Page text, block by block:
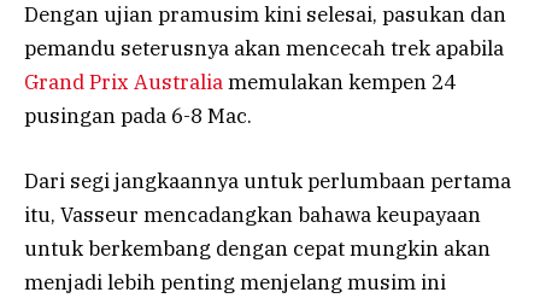
Dengan ujian pramusim kini selesai, pasukan dan
pemandu seterusnya akan mencecah trek apabila
Grand Prix Australiamemulakan kempen 24
pusingan pada 6-8 Mac.
Dari segi jangkaannya untuk perlumbaan pertama
itu, Vasseur mencadangkan bahawa keupayaan
untuk berkembang dengan cepat mungkin akan
menjadi lebih penting menjelang musim ini